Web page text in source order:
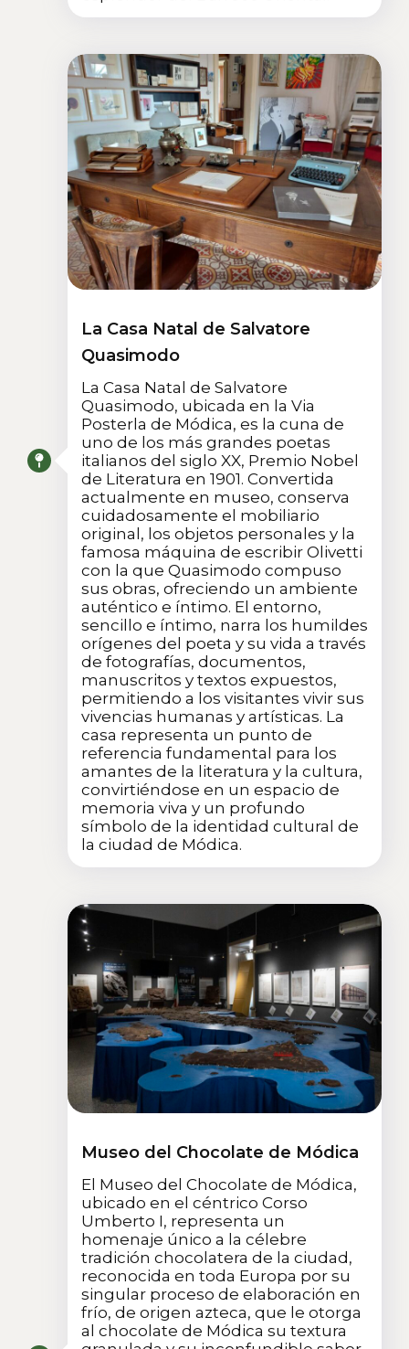
La Casa Natal de Salvatore
Quasimodo
La Casa Natal de Salvatore
Quasimodo, ubicada en la Via
Posterla de Módica, es la cuna de
uno de los más grandes poetas
italianos del siglo XX, Premio Nobel
de Literatura en 1901. Convertida
actualmente en museo, conserva
cuidadosamente el mobiliario
original, los objetos personales y la
famosa máquina de escribir Olivetti
con la que Quasimodo compuso
sus obras, ofreciendo un ambiente
auténtico e íntimo. El entorno,
sencillo e íntimo, narra los humildes
orígenes del poeta y su vida a través
de fotografías, documentos,
manuscritos y textos expuestos,
permitiendo a los visitantes vivir sus
vivencias humanas y artísticas. La
casa representa un punto de
referencia fundamental para los
amantes de la literatura y la cultura,
convirtiéndose en un espacio de
memoria viva y un profundo
símbolo de la identidad cultural de
la ciudad de Módica.
Museo del Chocolate de Módica
El Museo del Chocolate de Módica,
ubicado en el céntrico Corso
Umberto I, representa un
homenaje único a la célebre
tradición chocolatera de la ciudad,
reconocida en toda Europa por su
singular proceso de elaboración en
frío, de origen azteca, que le otorga
al chocolate de Módica su textura